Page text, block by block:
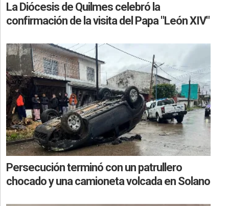
La Diócesis de Quilmes celebró la
confirmación de la visita del Papa "León XIV"
Persecución terminó con un patrullero
chocado y una camioneta volcada en Solano